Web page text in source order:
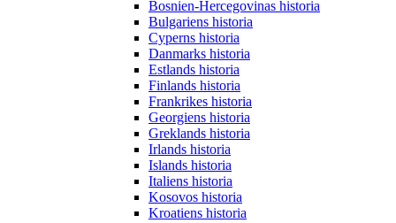
Bosnien-Hercegovinas historia
Bulgariens historia
Cyperns historia
Danmarks historia
Estlands historia
Finlands historia
Frankrikes historia
Georgiens historia
Greklands historia
Irlands historia
Islands historia
Italiens historia
Kosovos historia
Kroatiens historia